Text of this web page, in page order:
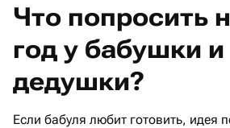
Что попросить
год у бабушки и
дедушки?
Если бабуля любит готовить, идея